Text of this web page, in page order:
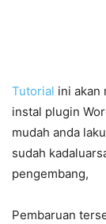
Tutorial ini akan
instal plugin
mudah anda
sudah
pengembang,
Pembaruan